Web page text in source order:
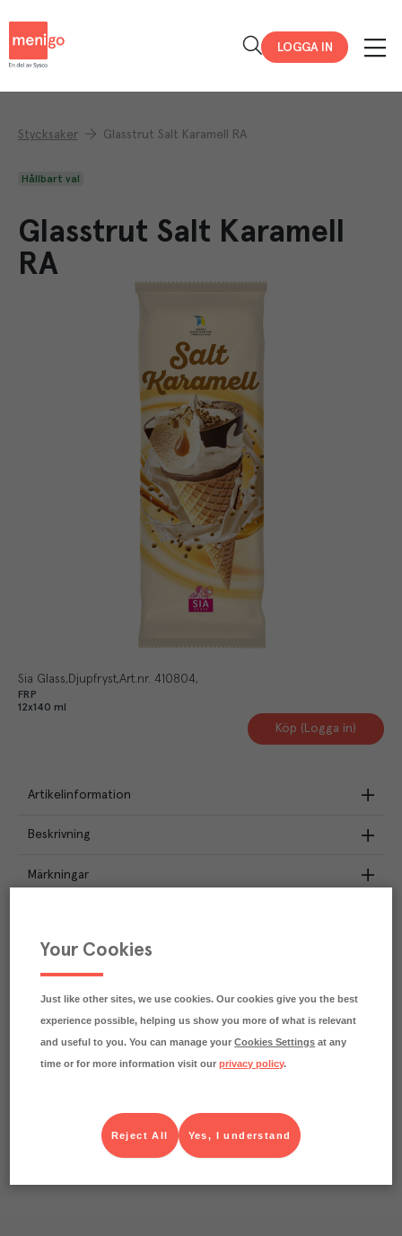
LOGGA IN
Stycksaker Glasstrut Salt Karamell RA
Hållbart val
Glasstrut Salt Karamell
RA
Sia Glass Djupfryst Art.nr. 410804
FRP
12x140 ml
Köp (Logga in)
Artikelinformation
Beskrivning
Märkningar
CO₂e/kg
Varje kilo av varan påverkar klimatet motsvarande
utsläppen av 4.2 kg koldioxid.
Your Cookies
Just like other sites, we use cookies. Our cookies give you the best
experience possible, helping us show you more of what is relevant
and useful to you. You can manage yourCookies Settings at any
time or for more information visit ourprivacy policy.
Yes, I understand
Reject All